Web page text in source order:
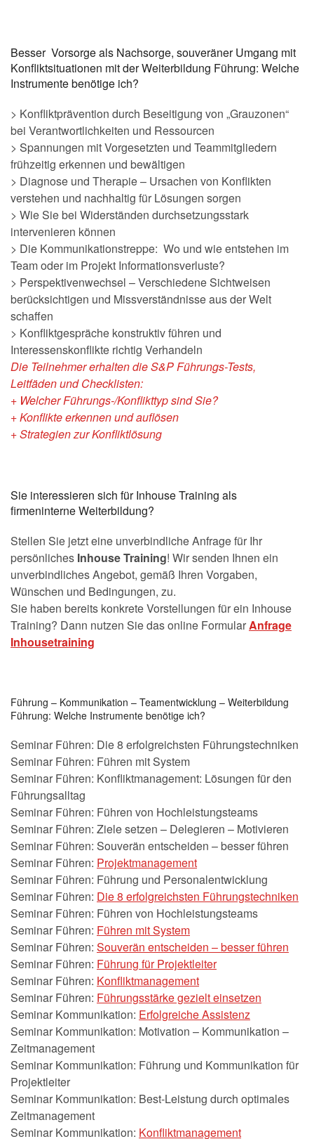
Besser Vorsorge als Nachsorge, souveräner Umgang mit
Konfliktsituationen mit der Weiterbildung Führung: Welche
Instrumente benötige ich?
> Konfliktprävention durch Beseitigung von „Grauzonen“
bei Verantwortlichkeiten und Ressourcen
> Spannungen mit Vorgesetzten und Teammitgliedern
frühzeitig erkennen und bewältigen
> Diagnose und Therapie – Ursachen von Konflikten
verstehen und nachhaltig für Lösungen sorgen
> Wie Sie bei Widerständen durchsetzungsstark
intervenieren können
> Die Kommunikationstreppe: Wo und wie entstehen im
Team oder im Projekt Informationsverluste?
> Perspektivenwechsel – Verschiedene Sichtweisen
berücksichtigen und Missverständnisse aus der Welt
schaffen
> Konfliktgespräche konstruktiv führen und
Interessenskonflikte richtig Verhandeln
Die Teilnehmer erhalten die S&P Führungs-Tests,
Leitfäden und Checklisten:
+ Welcher Führungs-/Konflikttyp sind Sie?
+ Konflikte erkennen und auflösen
+ Strategien zur Konfliktlösung
Sie interessieren sich für Inhouse Training als
firmeninterne Weiterbildung?
Stellen Sie jetzt eine unverbindliche Anfrage für Ihr
persönliches Inhouse Training! Wir senden Ihnen ein
unverbindliches Angebot, gemäß Ihren Vorgaben,
Wünschen und Bedingungen, zu.
Sie haben bereits konkrete Vorstellungen für ein Inhouse
Training? Dann nutzen Sie das online FormularAnfrage
Inhousetraining
Führung – Kommunikation – Teamentwicklung – Weiterbildung
Führung: Welche Instrumente benötige ich?
Seminar Führen: Die 8 erfolgreichsten Führungstechniken
Seminar Führen: Führen mit System
Seminar Führen: Konfliktmanagement: Lösungen für den
Führungsalltag
Seminar Führen: Führen von Hochleistungsteams
Seminar Führen: Ziele setzen – Delegieren – Motivieren
Seminar Führen: Souverän entscheiden – besser führen
Seminar Führen: Projektmanagement
Seminar Führen: Führung und Personalentwicklung
Seminar Führen: Die 8 erfolgreichsten Führungstechniken
Seminar Führen: Führen von Hochleistungsteams
Seminar Führen: Führen mit System
Seminar Führen: Souverän entscheiden – besser führen
Seminar Führen: Führung für Projektleiter
Seminar Führen: Konfliktmanagement
Seminar Führen: Führungsstärke gezielt einsetzen
Seminar Kommunikation: Erfolgreiche Assistenz
Seminar Kommunikation: Motivation – Kommunikation –
Zeitmanagement
Seminar Kommunikation: Führung und Kommunikation für
Projektleiter
Seminar Kommunikation: Best-Leistung durch optimales
Zeitmanagement
Seminar Kommunikation: Konfliktmanagement